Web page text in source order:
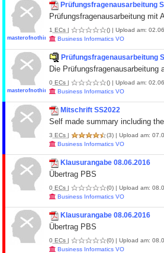
masterofnothing
Prüfungsfragenausarbeitung
Prüfungsfragenausarbeitung mit
1 ECs | () | Upload am:
Business Informatics VO
masterofnothing
Prüfungsfragenausarbeitung
Die Prüfungsfragenausarbeitung
0 ECs | () | Upload am:
Business Informatics VO
Mitschrift SS2022
Self made summary including
3 ECs | (3) | Upload am:
Business Informatics VO
Klausurangabe 08.06.2016
Übertrag PBS
0 ECs | (0) | Upload am:
Business Informatics VO
Klausurangabe 08.06.2016
Übertrag PBS
0 ECs | (0) | Upload am:
Business Informatics VO